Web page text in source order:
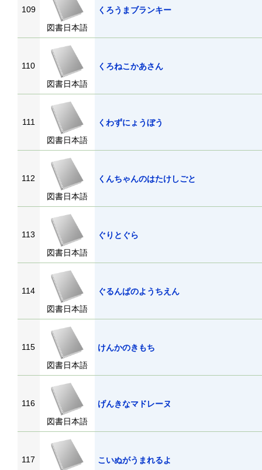
109
図書日本語
くろうまブランキー
110
図書日本語
くろねこかあさん
111
図書日本語
くわずにょうぼう
112
図書日本語
くんちゃんのはたけしごと
113
図書日本語
ぐりとぐら
114
図書日本語
ぐるんぱのようちえん
115
図書日本語
けんかのきもち
116
図書日本語
げんきなマドレーヌ
117
こいぬがうまれるよ